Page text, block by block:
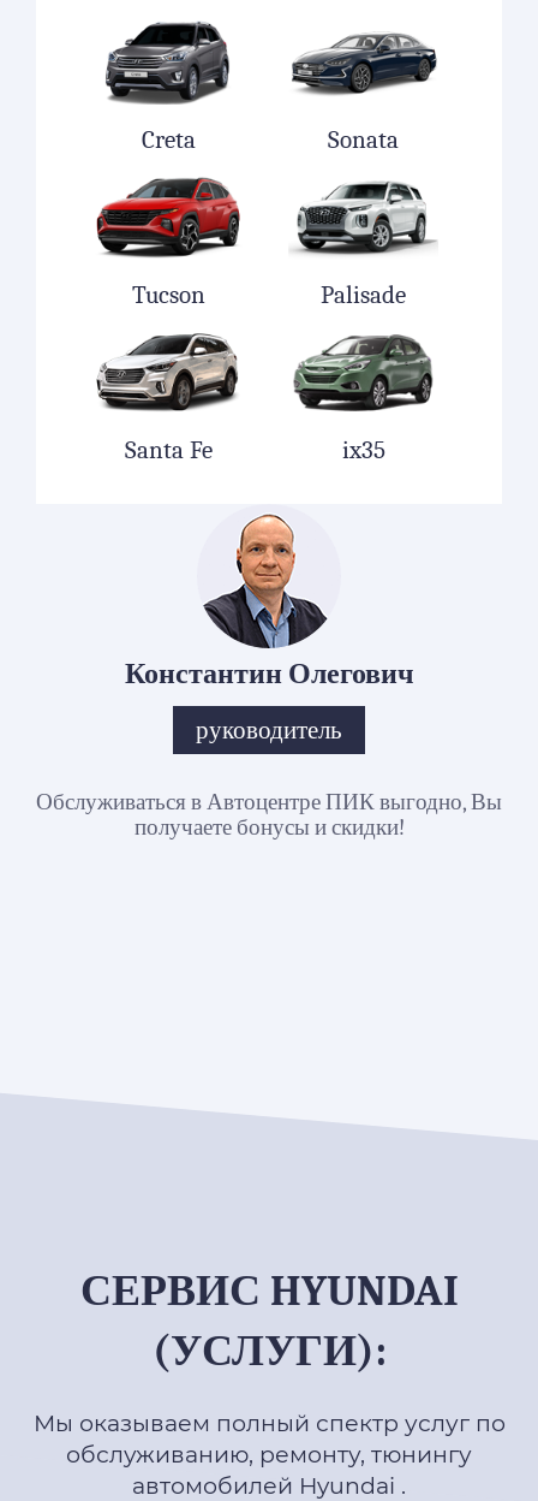
Creta
Tucson
Santa Fe
Sonata
Palisade
ix35
Константин Олегович
руководитель
Обслуживаться в Автоцентре ПИК выгодно, Вы
получаете бонусы и скидки!
СЕРВИС HYUNDAI
(УСЛУГИ):
Мы оказываем полный спектр услуг по
обслуживанию, ремонту, тюнингу
автомобилей Hyundai .